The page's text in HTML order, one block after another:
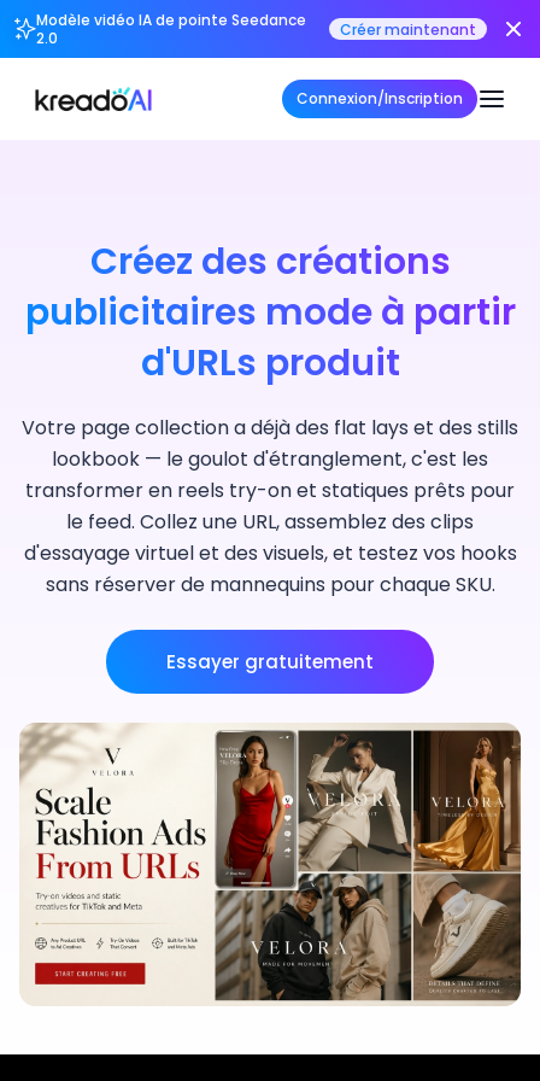
Modèle vidéo IA de pointe Seedance
2.0
Créer maintenant
Connexion/Inscription
Créez des créations
publicitaires mode à partir
d'URLs produit
Votre page collection a déjà des flat lays et des stills
lookbook — le goulot d'étranglement, c'est les
transformer en reels try-on et statiques prêts pour
le feed. Collez une URL, assemblez des clips
d'essayage virtuel et des visuels, et testez vos hooks
sans réserver de mannequins pour chaque SKU.
Essayer gratuitement